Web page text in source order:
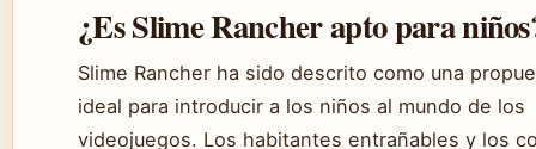
¿Es Slime Rancher apto para
Slime Rancher ha sido descrito como una
ideal para introducir a los niños al mundo de los
videojuegos. Los habitantes entrañables y los